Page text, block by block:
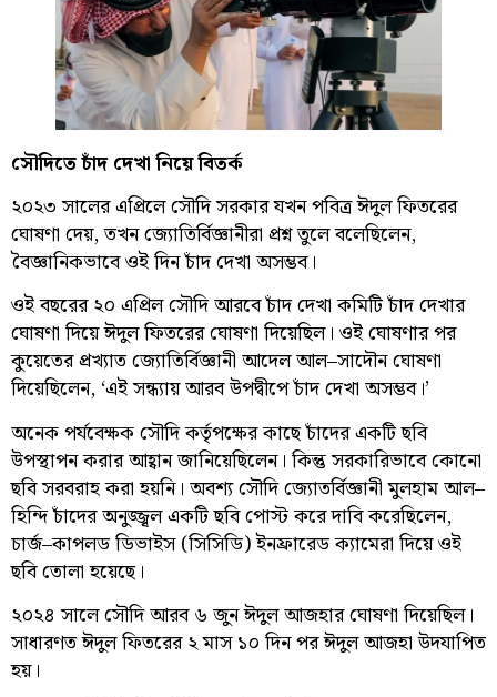
সৌদিতে চাঁদ দেখা নিয়ে বিতর্ক
২০২৩ সালের এপ্রিলে সৌদি সরকার যখন পবিত্র ঈদুল ফিতরের
ঘোষণা দেয়, তখন জ্যোতির্বিজ্ঞানীরা প্রশ্ন তুলে বলেছিলেন,
বৈজ্ঞানিকভাবে ওই দিন চাঁদ দেখা অসম্ভব।
ওই বছরের ২০ এপ্রিল সৌদি আরবে চাঁদ দেখা কমিটি চাঁদ দেখার
ঘোষণা দিয়ে ঈদুল ফিতরের ঘোষণা দিয়েছিল। ওই ঘোষণার পর
কুয়েতের প্রখ্যাত জ্যোতির্বিজ্ঞানী আদেল আল–সাদৌন ঘোষণা
দিয়েছিলেন, ‘এই সন্ধ্যায় আরব উপদ্বীপে চাঁদ দেখা অসম্ভব।’
অনেক পর্যবেক্ষক সৌদি কর্তৃপক্ষের কাছে চাঁদের একটি ছবি
উপস্থাপন করার আহ্বান জানিয়েছিলেন। কিন্তু সরকারিভাবে কোনো
ছবি সরবরাহ করা হয়নি। অবশ্য সৌদি জ্যোতর্বিজ্ঞানী মুলহাম আল–
হিন্দি চাঁদের অনুজ্জ্বল একটি ছবি পোস্ট করে দাবি করেছিলেন,
চার্জ–কাপলড ডিভাইস (সিসিডি) ইনফ্রারেড ক্যামেরা দিয়ে ওই
ছবি তোলা হয়েছে।
২০২৪ সালে সৌদি আরব ৬ জুন ঈদুল আজহার ঘোষণা দিয়েছিল।
সাধারণত ঈদুল ফিতরের ২ মাস ১০ দিন পর ঈদুল আজহা উদযাপিত
হয়।